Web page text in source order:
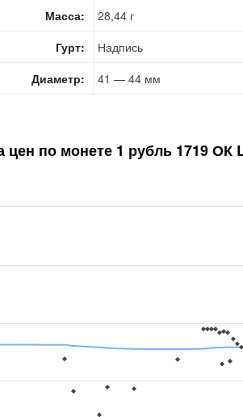
Масса:
28,44 г
Гурт:
Надпись
Диаметр:
41 — 44 мм
цен по монете 1 рубль 1719 ОК